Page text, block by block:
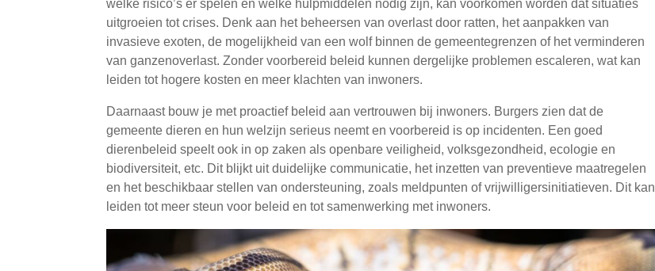
welke risico’s er spelen en welke hulpmiddelen nodig zijn, kan voorkomen worden dat situaties
uitgroeien tot crises. Denk aan het beheersen van overlast door ratten, het aanpakken van
invasieve exoten, de mogelijkheid van een wolf binnen de gemeentegrenzen of het verminderen
van ganzenoverlast. Zonder voorbereid beleid kunnen dergelijke problemen escaleren, wat kan
leiden tot hogere kosten en meer klachten van inwoners.
Daarnaast bouw je met proactief beleid aan vertrouwen bij inwoners. Burgers zien dat de
gemeente dieren en hun welzijn serieus neemt en voorbereid is op incidenten. Een goed
dierenbeleid speelt ook in op zaken als openbare veiligheid, volksgezondheid, ecologie en
biodiversiteit, etc. Dit blijkt uit duidelijke communicatie, het inzetten van preventieve maatregelen
en het beschikbaar stellen van ondersteuning, zoals meldpunten of vrijwilligersinitiatieven. Dit kan
leiden tot meer steun voor beleid en tot samenwerking met inwoners.